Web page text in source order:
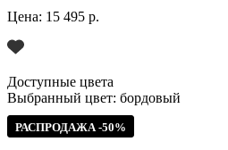
Цена: 15 495 р.
Доступные цвета
Выбранный цвет: бордовый
РАСПРОДАЖА -50%